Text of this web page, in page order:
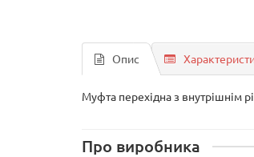
Опис
Муфта перехідна з внутрішнім
Про виробника